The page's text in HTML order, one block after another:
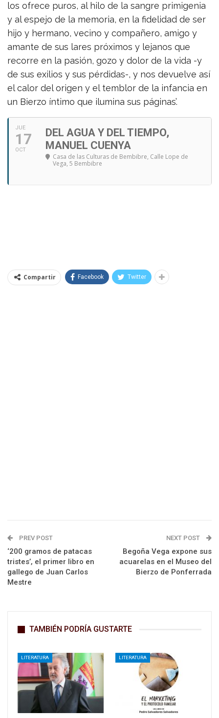
los ofrece puros, al hilo de la sangre primigenia
y al espejo de la memoria, en la fidelidad de ser
hijo y hermano, vecino y compañero, amigo y
amante de sus lares próximos y lejanos que
recorre en la pasión, gozo y dolor de la vida -y
de sus exilios y sus pérdidas-, y nos devuelve así
el calor del origen y el temblor de la infancia en
un Bierzo íntimo que ilumina sus páginas’.
JUE
17
OCT
DEL AGUA Y DEL TIEMPO,
MANUEL CUENYA
Casa de las Culturas de Bembibre, Calle Lope de
Vega, 5 Bembibre
Compartir Facebook Twitter
PREV POST
‘200 gramos de patacas
tristes’, el primer libro en
gallego de Juan Carlos
Mestre
NEXT POST
Begoña Vega expone sus
acuarelas en el Museo del
Bierzo de Ponferrada
TAMBIÉN PODRÍA GUSTARTE
LITERATURA LITERATURA